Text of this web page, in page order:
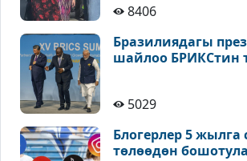
8406
Бразилиядагы
шайлоо БРИКСтин
5029
Блогерлер 5 жылга
төлөөдөн